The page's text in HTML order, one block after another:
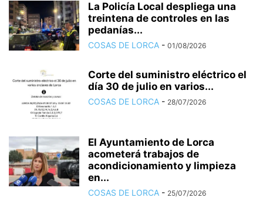
La Policía Local despliega una
treintena de controles en las
pedanías...
COSAS DE LORCA - 01/08/2026
Corte del suministro eléctrico el
día 30 de julio en varios...
COSAS DE LORCA - 28/07/2026
El Ayuntamiento de Lorca
acometerá trabajos de
acondicionamiento y limpieza
en...
COSAS DE LORCA - 25/07/2026